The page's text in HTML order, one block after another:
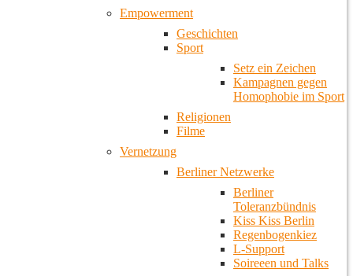
Empowerment
Geschichten
Sport
Setz ein Zeichen
Kampagnen gegen
Homophobie im Sport
Religionen
Filme
Vernetzung
Berliner Netzwerke
Berliner
Toleranzbündnis
Kiss Kiss Berlin
Regenbogenkiez
L-Support
Soireeen und Talks